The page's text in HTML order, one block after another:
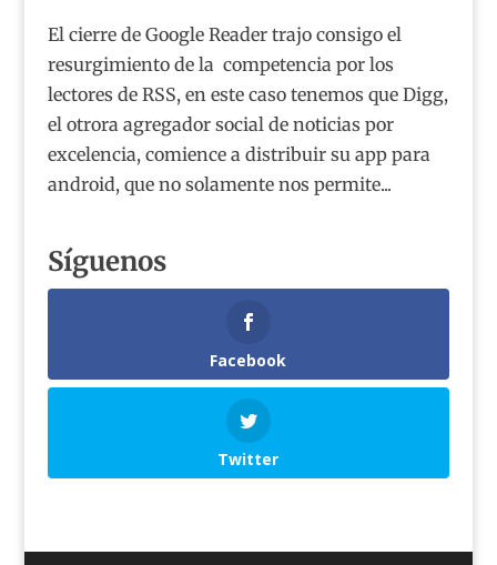
El cierre de Google Reader trajo consigo el
resurgimiento de la competencia por los
lectores de RSS, en este caso tenemos que Digg,
el otrora agregador social de noticias por
excelencia, comience a distribuir su app para
android, que no solamente nos permite...
Síguenos
Facebook
Twitter